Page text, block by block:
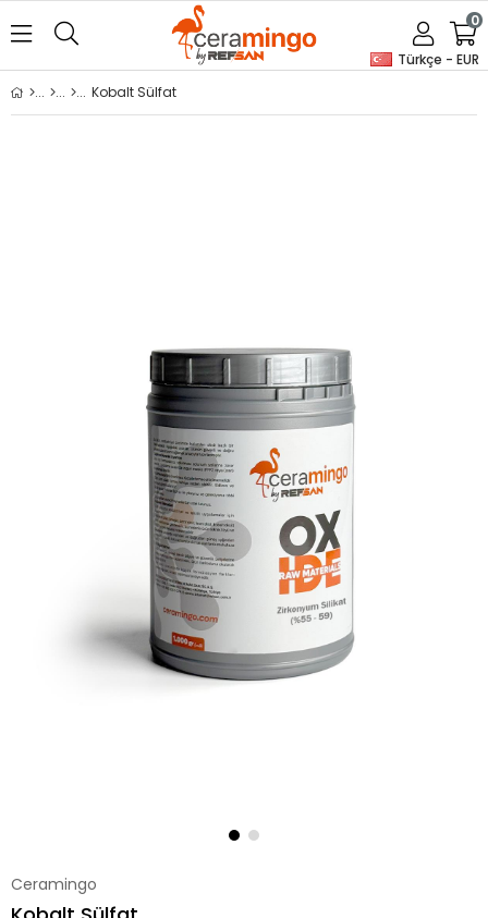
Türkçe - EUR
0
Kobalt Sülfat
Ceramingo